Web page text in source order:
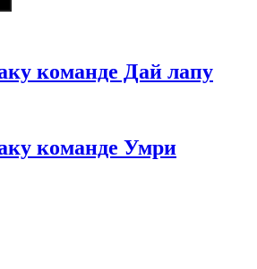
команде Дай лапу
команде Умри